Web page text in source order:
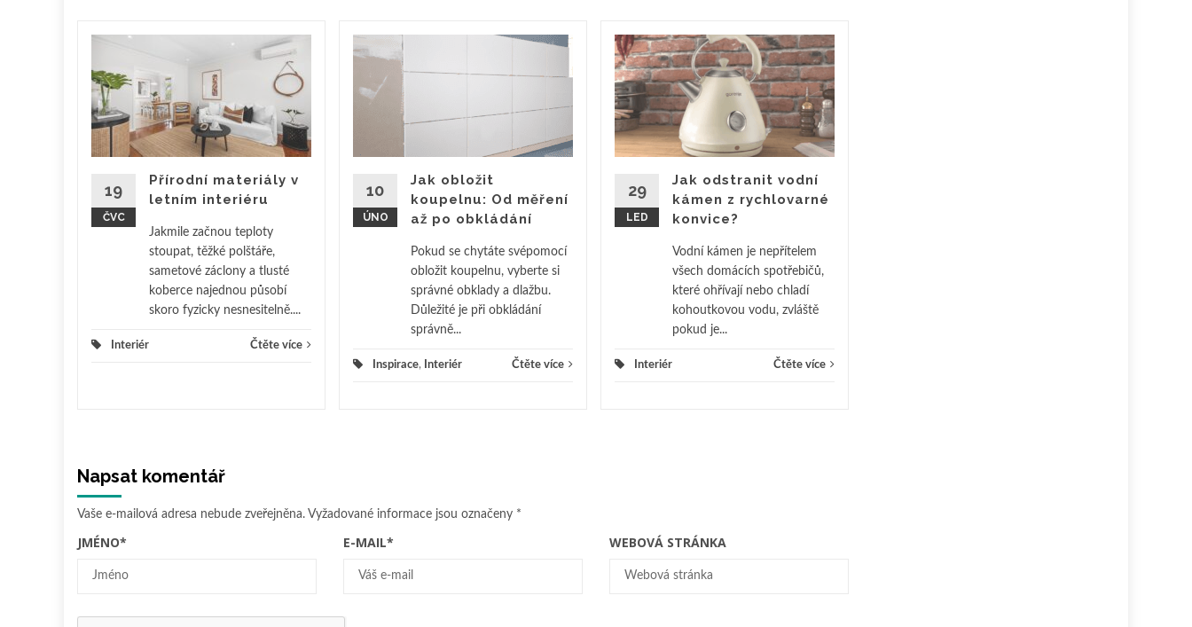
19
ČVC
Přírodní materiály v
letním interiéru
Jakmile začnou teploty
stoupat, těžké polštáře,
sametové záclony a tlusté
koberce najednou působí
skoro fyzicky nesnesitelně....
Interiér Čtěte více
10
ÚNO
Jak obložit
koupelnu: Od měření
až po obkládání
Pokud se chytáte svépomocí
obložit koupelnu, vyberte si
správné obklady a dlažbu.
Důležité je při obkládání
správně...
Inspirace, Interiér Čtěte více
29
LED
Jak odstranit vodní
kámen z rychlovarné
konvice?
Vodní kámen je nepřítelem
všech domácích spotřebičů,
které ohřívají nebo chladí
kohoutkovou vodu, zvláště
pokud je...
Interiér Čtěte více
Napsat komentář
Vaše e-mailová adresa nebude zveřejněna. Vyžadované informace jsou označeny *
JMÉNO* E-MAIL* WEBOVÁ STRÁNKA